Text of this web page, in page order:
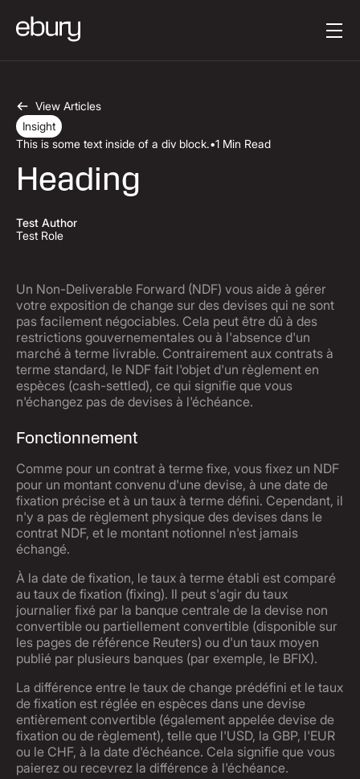
View Articles
Insight
This is some text inside of a div block.•1 Min Read
Heading
Test Author
Test Role
Un Non-Deliverable Forward (NDF) vous aide à gérer
votre exposition de change sur des devises qui ne sont
pas facilement négociables. Cela peut être dû à des
restrictions gouvernementales ou à l'absence d'un
marché à terme livrable. Contrairement aux contrats à
terme standard, le NDF fait l'objet d'un règlement en
espèces (cash-settled), ce qui signifie que vous
n'échangez pas de devises à l'échéance.
Fonctionnement
Comme pour un contrat à terme fixe, vous fixez un NDF
pour un montant convenu d'une devise, à une date de
fixation précise et à un taux à terme défini. Cependant, il
n'y a pas de règlement physique des devises dans le
contrat NDF, et le montant notionnel n'est jamais
échangé.
À la date de fixation, le taux à terme établi est comparé
au taux de fixation (fixing). Il peut s'agir du taux
journalier fixé par la banque centrale de la devise non
convertible ou partiellement convertible (disponible sur
les pages de référence Reuters) ou d'un taux moyen
publié par plusieurs banques (par exemple, le BFIX).
La différence entre le taux de change prédéfini et le taux
de fixation est réglée en espèces dans une devise
entièrement convertible (également appelée devise de
fixation ou de règlement), telle que l'USD, la GBP, l'EUR
ou le CHF, à la date d'échéance. Cela signifie que vous
paierez ou recevrez la différence à l'échéance.